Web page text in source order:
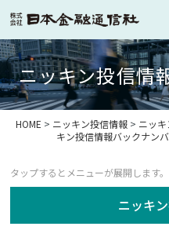
ニッキン投信情
HOME > ニッキン投信情報> ニッ
キン投信情報バックナン
ニッキ